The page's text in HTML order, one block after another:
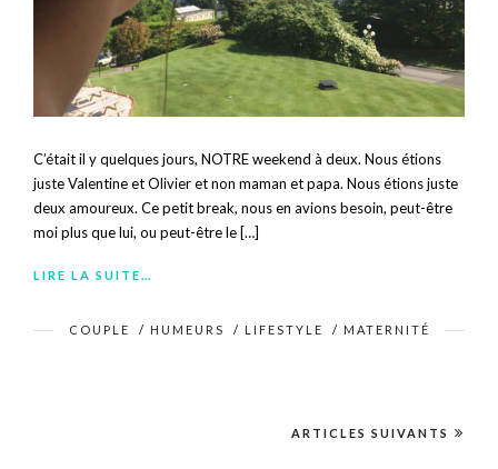
C’était il y quelques jours, NOTRE weekend à deux. Nous étions
juste Valentine et Olivier et non maman et papa. Nous étions juste
deux amoureux. Ce petit break, nous en avions besoin, peut-être
moi plus que lui, ou peut-être le […]
LIRE LA SUITE…
COUPLE / HUMEURS / LIFESTYLE / MATERNITÉ
ARTICLES SUIVANTS